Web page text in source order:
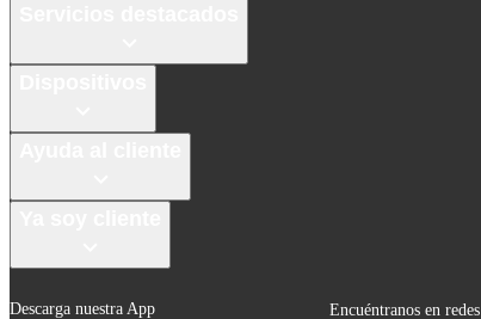
Descarga nuestra App Encuéntranos en redes